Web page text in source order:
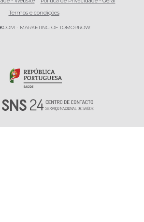
Termos e condições
COM - MARKETING OF TOMORROW